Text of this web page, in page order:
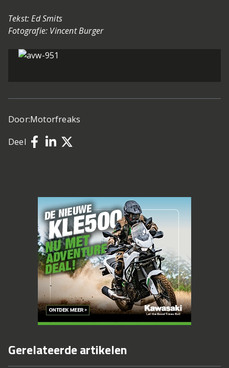
Tekst: Ed Smits
Fotografie: Vincent Burger
Door:Motorfreaks
Deel
Gerelateerde artikelen